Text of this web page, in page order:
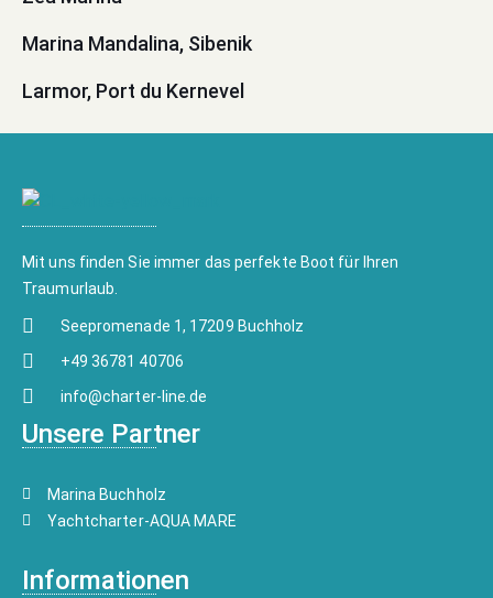
Marina Mandalina, Sibenik
Larmor, Port du Kernevel
Mit uns finden Sie immer das perfekte Boot für Ihren
Traumurlaub.
Seepromenade 1, 17209 Buchholz
+49 36781 40706
info@charter-line.de
Unsere Partner
Marina Buchholz
Yachtcharter-AQUA MARE
Informationen